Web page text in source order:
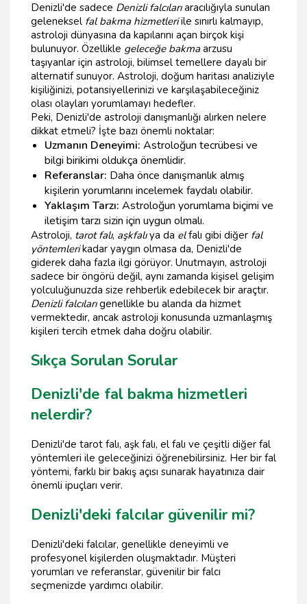
Denizli'de sadece Denizli falcılarıaracılığıyla sunulan
geleneksel fal bakma hizmetleriile sınırlı kalmayıp,
astroloji dünyasına da kapılarını açan birçok kişi
bulunuyor. Özellikle geleceğe bakmaarzusu
taşıyanlar için astroloji, bilimsel temellere dayalı bir
alternatif sunuyor. Astroloji, doğum haritası analiziyle
kişiliğinizi, potansiyellerinizi ve karşılaşabileceğiniz
olası olayları yorumlamayı hedefler.
Peki, Denizli'de astroloji danışmanlığı alırken nelere
dikkat etmeli? İşte bazı önemli noktalar:
Uzmanın Deneyimi: Astroloğun tecrübesi ve
bilgi birikimi oldukça önemlidir.
Referanslar: Daha önce danışmanlık almış
kişilerin yorumlarını incelemek faydalı olabilir.
Yaklaşım Tarzı: Astroloğun yorumlama biçimi ve
iletişim tarzı sizin için uygun olmalı.
Astroloji, tarot falı, aşkfalıya da elfalı gibi diğer fal
yöntemlerikadar yaygın olmasa da, Denizli'de
giderek daha fazla ilgi görüyor. Unutmayın, astroloji
sadece bir öngörü değil, aynı zamanda kişisel gelişim
yolculuğunuzda size rehberlik edebilecek bir araçtır.
Denizli falcılarıgenellikle bu alanda da hizmet
vermektedir, ancak astroloji konusunda uzmanlaşmış
kişileri tercih etmek daha doğru olabilir.
Sıkça Sorulan Sorular
Denizli'de fal bakma hizmetleri
nelerdir?
Denizli'de tarot falı, aşk falı, el falı ve çeşitli diğer fal
yöntemleri ile geleceğinizi öğrenebilirsiniz. Her bir fal
yöntemi, farklı bir bakış açısı sunarak hayatınıza dair
önemli ipuçları verir.
Denizli'deki falcılar güvenilir mi?
Denizli'deki falcılar, genellikle deneyimli ve
profesyonel kişilerden oluşmaktadır. Müşteri
yorumları ve referanslar, güvenilir bir falcı
seçmenizde yardımcı olabilir.